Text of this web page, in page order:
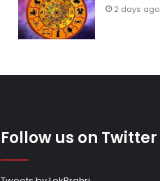
2 days ago
Follow us on Twitter